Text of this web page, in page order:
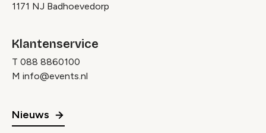
1171 NJ Badhoevedorp
Klantenservice
T 088 8860100
M info@events.nl
Nieuws